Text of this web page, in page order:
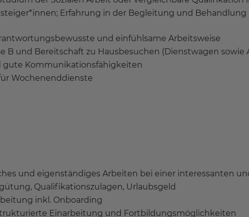
Erfahrung in der Begleitung und Behandlung
und einfühlsame Arbeitsweise
B und Bereitschaft zu Hausbesuchen (Dienstwagen
gute Kommunikationsfähigkeiten
Wochenenddienste
und eigenständiges Arbeiten bei einer interessanten
Qualifikationszulagen, Urlaubsgeld
inkl. Onboarding
Einarbeitung und Fortbildungsmöglichkeiten